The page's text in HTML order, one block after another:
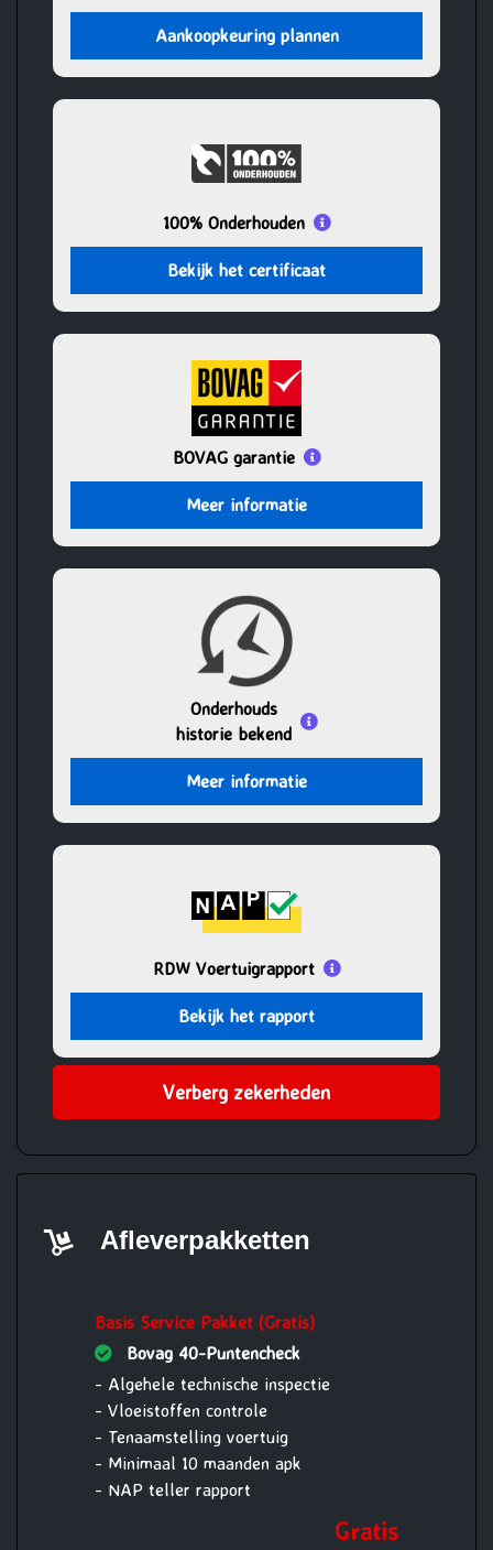
Aankoopkeuring plannen
100% Onderhouden
Bekijk het certificaat
BOVAG garantie
Meer informatie
Onderhouds
historie bekend
Meer informatie
RDW Voertuigrapport
Bekijk het rapport
Verberg zekerheden
Afleverpakketten
Basis Service Pakket (Gratis)
Bovag 40-Puntencheck
- Algehele technische inspectie
- Vloeistoffen controle
- Tenaamstelling voertuig
- Minimaal 10 maanden apk
- NAP teller rapport
Gratis